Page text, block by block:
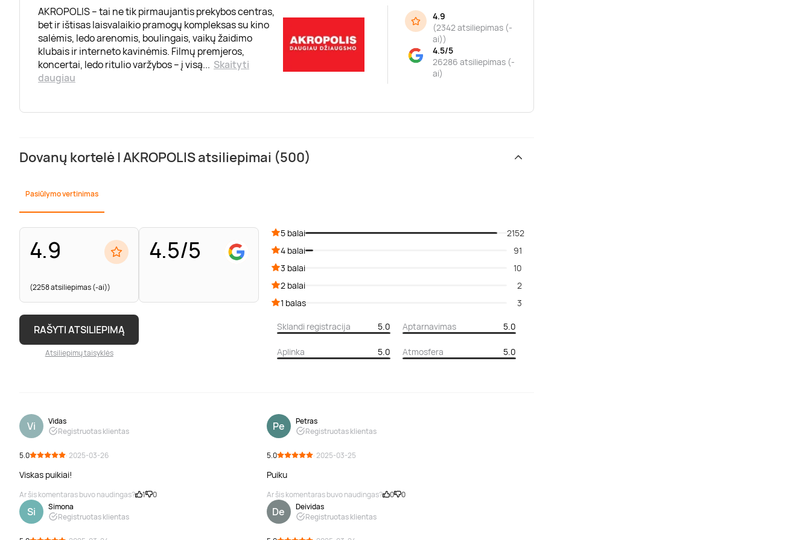
AKROPOLIS – tai ne tik pirmaujantis prekybos centras,
bet ir ištisas laisvalaikio pramogų kompleksas su kino
salėmis, ledo arenomis, boulingais, vaikų žaidimo
klubais ir interneto kavinėmis. Filmų premjeros,
koncertai, ledo ritulio varžybos – į visą... Skaityti
daugiau
4.9
(2342 atsiliepimas (-
ai))
4.5/5
26286 atsiliepimas (-
ai)
Dovanų kortelė | AKROPOLIS atsiliepimai (500)
Pasiūlymo vertinimas
4.9
(2258 atsiliepimas (-ai))
4.5/5
RAŠYTI ATSILIEPIMĄ
Atsiliepimų taisyklės
5 balai
2152
4 balai
91
3 balai
10
2 balai
2
1 balas
3
Sklandi registracija 5.0 Aptarnavimas 5.0
Aplinka 5.0 Atmosfera 5.0
Vi
Vidas
Registruotas klientas
5.0 · 2025-03-26
Viskas puikiai!
Ar šis komentaras buvo naudingas? 1 0
Pe
Petras
Registruotas klientas
5.0 · 2025-03-25
Puiku
Ar šis komentaras buvo naudingas? 0 0
Si
Simona
Registruotas klientas
De
Deividas
Registruotas klientas